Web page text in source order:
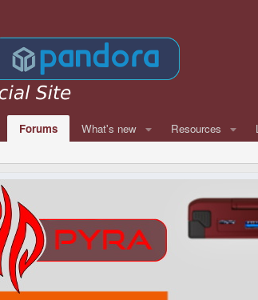
Forums What's new Resources